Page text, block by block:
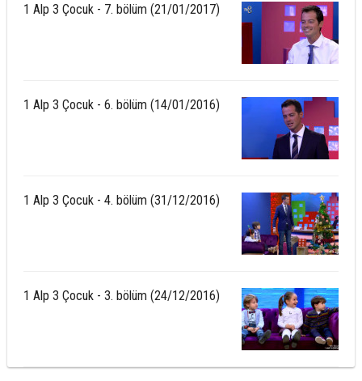
1 Alp 3 Çocuk - 7. bölüm (21/01/2017)
1 Alp 3 Çocuk - 6. bölüm (14/01/2016)
1 Alp 3 Çocuk - 4. bölüm (31/12/2016)
1 Alp 3 Çocuk - 3. bölüm (24/12/2016)